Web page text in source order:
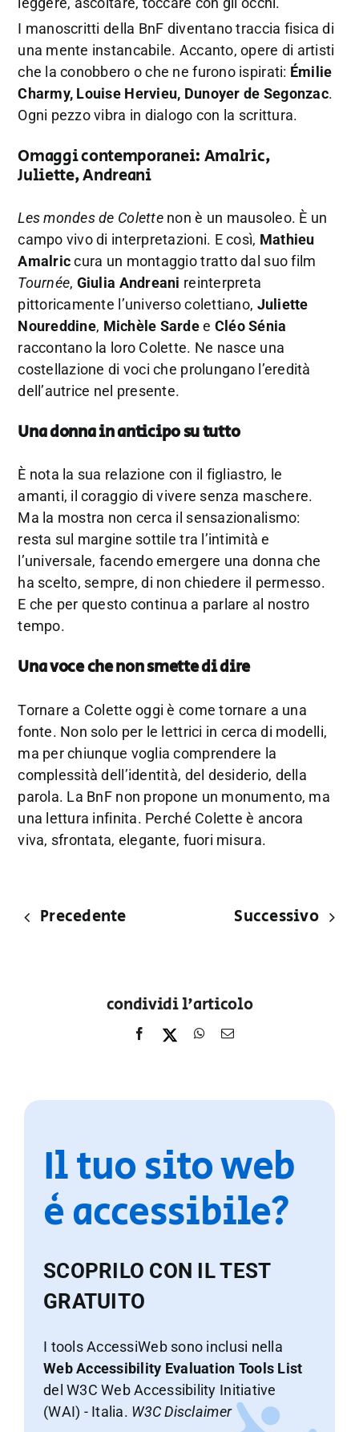
I manoscritti della BnF diventano traccia fisica di
una mente instancabile. Accanto, opere di artisti
che la conobbero o che ne furono ispirati: Émilie
Charmy, Louise Hervieu, Dunoyer de Segonzac.
Ogni pezzo vibra in dialogo con la scrittura.
Omaggi contemporanei: Amalric,
Juliette, Andreani
Les mondes de Colettenon è un mausoleo. È un
campo vivo di interpretazioni. E così, Mathieu
Amalriccura un montaggio tratto dal suo film
Tournée, Giulia Andreani reinterpreta
pittoricamente l’universo colettiano, Juliette
Noureddine, Michèle Sardee Cléo Sénia
raccontano la loro Colette. Ne nasce una
costellazione di voci che prolungano l’eredità
dell’autrice nel presente.
Una donna in anticipo su tutto
È nota la sua relazione con il figliastro, le
amanti, il coraggio di vivere senza maschere.
Ma la mostra non cerca il sensazionalismo:
resta sul margine sottile tra l’intimità e
l’universale, facendo emergere una donna che
ha scelto, sempre, di non chiedere il permesso.
E che per questo continua a parlare al nostro
tempo.
Una voce che non smette di dire
Tornare a Colette oggi è come tornare a una
fonte. Non solo per le lettrici in cerca di modelli,
ma per chiunque voglia comprendere la
complessità dell’identità, del desiderio, della
parola. La BnF non propone un monumento, ma
una lettura infinita. Perché Colette è ancora
viva, sfrontata, elegante, fuori misura.
Precedente Successivo
condividi l'articolo
Il tuo sito web
è accessibile?
SCOPRILO CON IL TEST
GRATUITO
I tools AccessiWeb sono inclusi nella
Web Accessibility Evaluation Tools List
del W3C Web Accessibility Initiative
(WAI) - Italia. W3C Disclaimer